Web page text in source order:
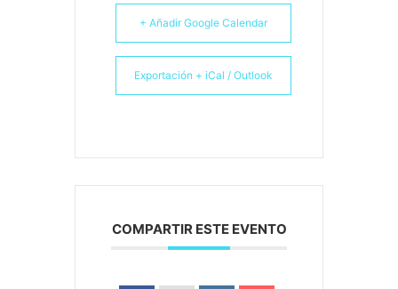
+ Añadir Google Calendar
Exportación + iCal / Outlook
COMPARTIR ESTE EVENTO